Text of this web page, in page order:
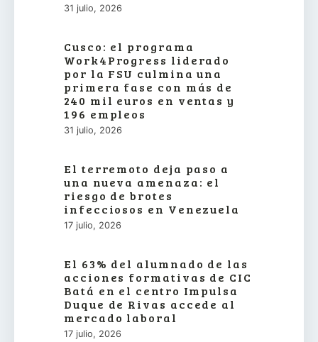
31 julio, 2026
Cusco: el programa
Work4Progress liderado
por la FSU culmina una
primera fase con más de
240 mil euros en ventas y
196 empleos
31 julio, 2026
El terremoto deja paso a
una nueva amenaza: el
riesgo de brotes
infecciosos en Venezuela
17 julio, 2026
El 63% del alumnado de las
acciones formativas de CIC
Batá en el centro Impulsa
Duque de Rivas accede al
mercado laboral
17 julio, 2026